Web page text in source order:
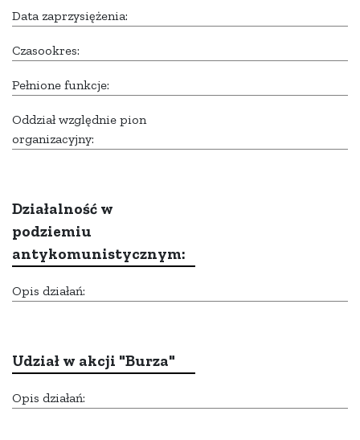
Data zaprzysiężenia:
Czasookres:
Pełnione funkcje:
Oddział względnie pion
organizacyjny:
Działalność w
podziemiu
antykomunistycznym:
Opis działań:
Udział w akcji "Burza"
Opis działań: